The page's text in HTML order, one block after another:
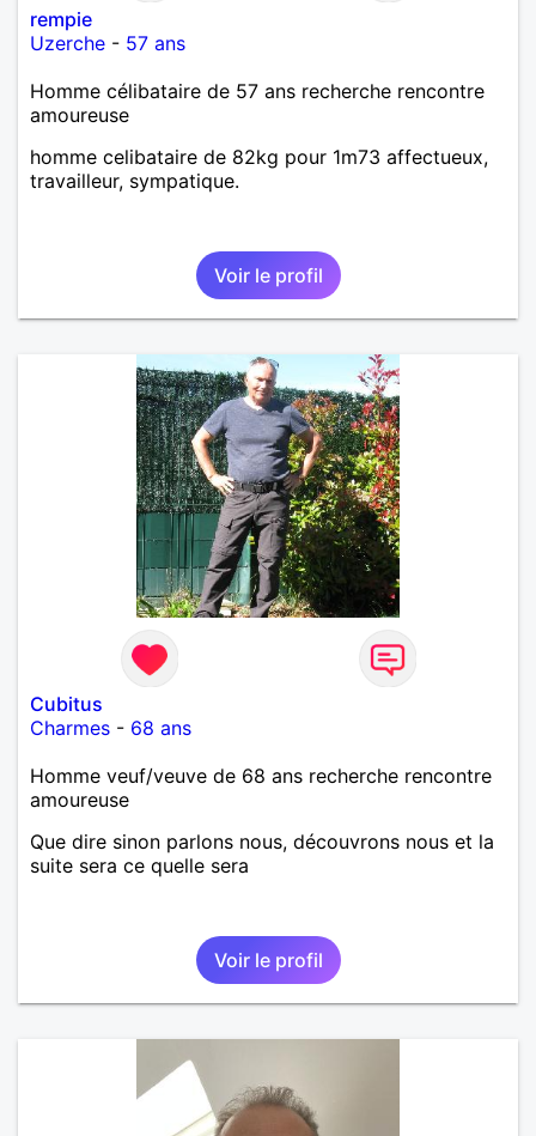
rempie
Uzerche - 57 ans
Homme célibataire de 57 ans recherche rencontre
amoureuse
homme celibataire de 82kg pour 1m73 affectueux,
travailleur, sympatique.
Voir le profil
Cubitus
Charmes - 68 ans
Homme veuf/veuve de 68 ans recherche rencontre
amoureuse
Que dire sinon parlons nous, découvrons nous et la
suite sera ce quelle sera
Voir le profil